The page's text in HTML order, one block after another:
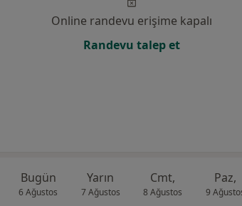
Online randevu erişime kapalı
Randevu talep et
Bugün
6 Ağustos
Yarın
7 Ağustos
Cmt,
8 Ağustos
Paz,
9